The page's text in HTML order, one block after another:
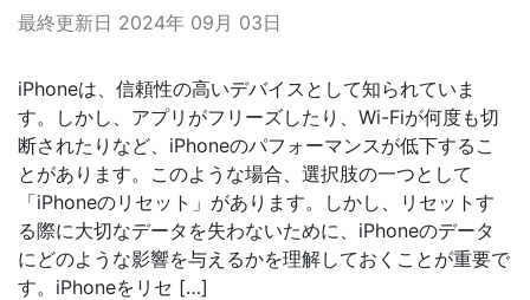
最終更新日 2024年 09月 03日
iPhoneは、信頼性の高いデバイスとして知られていま
す。しかし、アプリがフリーズしたり、Wi-Fiが何度も切
断されたりなど、iPhoneのパフォーマンスが低下するこ
とがあります。このような場合、選択肢の一つとして
「iPhoneのリセット」があります。しかし、リセットす
る際に大切なデータを失わないために、iPhoneのデータ
にどのような影響を与えるかを理解しておくことが重要で
す。iPhoneをリセ […]